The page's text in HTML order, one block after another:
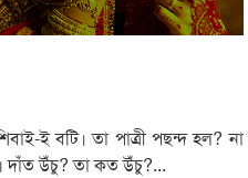
ই বটি। তা পাত্রী পছন্দ হল? না
দাঁত উঁচু? তা কত উঁচু?...